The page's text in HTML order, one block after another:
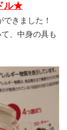
ル★
きました！
、中身の具も